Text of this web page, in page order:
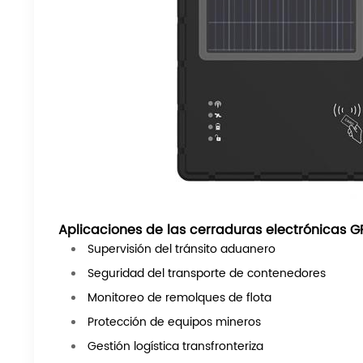
Aplicaciones de las cerraduras electrónicas
Supervisión del tránsito aduanero
Seguridad del transporte de contenedores
Monitoreo de remolques de flota
Protección de equipos mineros
Gestión logística transfronteriza